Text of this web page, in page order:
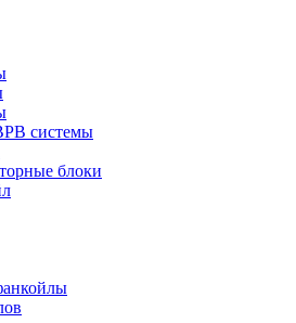
системы
блоки